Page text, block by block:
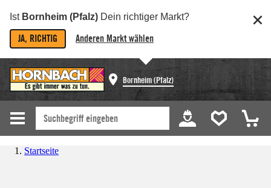
Ist Bornheim (Pfalz) Dein richtiger Markt?
JA, RICHTIG Anderen Markt wählen
Bornheim (Pfalz)
Startseite